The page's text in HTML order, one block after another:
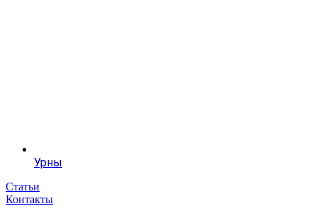
Урны
Статьи
Контакты